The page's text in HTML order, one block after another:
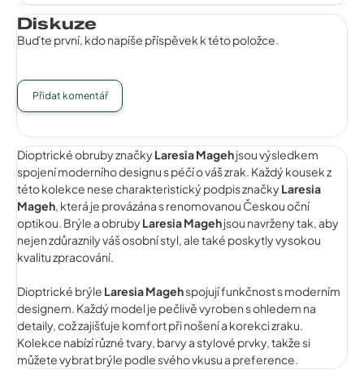
Diskuze
Buďte první, kdo napíše příspěvek k této položce.
Přidat komentář
Dioptrické obruby značkyLaresia Magehjsou výsledkem
spojení moderního designu s péčí o váš zrak. Každý kousek z
této kolekce nese charakteristický podpis značkyLaresia
Mageh, která je provázána s renomovanou Českou oční
optikou. Brýle a obrubyLaresia Magehjsou navrženy tak, aby
nejen zdůraznily váš osobní styl, ale také poskytly vysokou
kvalitu zpracování.
Dioptrické brýle Laresia Magehspojují funkčnost s moderním
designem. Každý model je pečlivě vyroben s ohledem na
detaily, což zajišťuje komfort při nošení a korekci zraku.
Kolekce nabízí různé tvary, barvy a stylové prvky, takže si
můžete vybrat brýle podle svého vkusu a preference.